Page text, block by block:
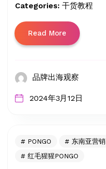
Categories: 干货教程
Read More
品牌出海观察
2024年3月12日
PONGO 东南亚营销
红毛猩猩PONGO